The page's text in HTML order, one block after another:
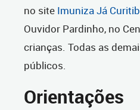
no site Imuniza Já
Ouvidor Pardinho, no
crianças. Todas as
públicos.
Orientações